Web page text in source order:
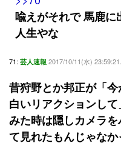
喩えがそれで 馬鹿
人生やな
71: 芸人速報 2017/10/11(水)
昔狩野とか邦正が「
白いリアクションし
みた時は隠しカメラ
て見れたもんじゃな